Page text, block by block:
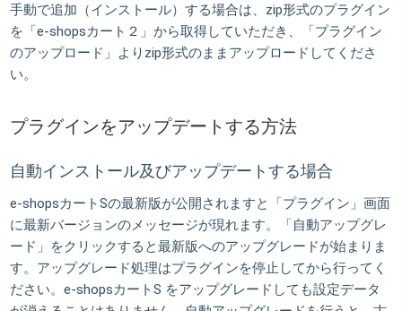
手動で追加（インストール）する場合は、zip形式のプラグイン
を「e-shopsカート２」から取得していただき、「プラグイン
のアップロード」よりzip形式のままアップロードしてくださ
い。
プラグインをアップデートする方法
自動インストール及びアップデートする場合
e-shopsカートSの最新版が公開されますと「プラグイン」画面
に最新バージョンのメッセージが現れます。「自動アップグレ
ード」をクリックすると最新版へのアップグレードが始まりま
す。アップグレード処理はプラグインを停止してから行ってく
ださい。e-shopsカートS をアップグレードしても設定データ